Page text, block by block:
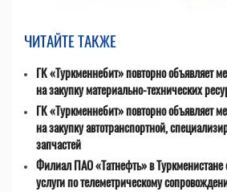
ЧИТАЙТЕ ТАКЖЕ
ГК «Туркменнебит» повторно объявляет
на закупку материально-технических
ГК «Туркменнебит» повторно объявляет
на закупку автотранспортной,
запчастей
Филиал ПАО «Татнефть» в Туркменистане
услуги по телеметрическому